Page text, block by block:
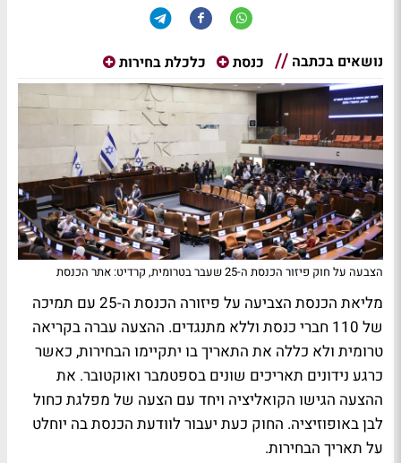
נושאים בכתבה כנסת כלכלת בחירות
הצבעה על חוק פיזור הכנסת ה-25 שעבר בטרומית, קרדיט: אתר הכנסת
מליאת הכנסת הצביעה על פיזורה הכנסת ה-25 עם תמיכה
של 110 חברי כנסת וללא מתנגדים. ההצעה עברה בקריאה
טרומית ולא כללה את התאריך בו יתקיימו הבחירות, כאשר
כרגע נידונים תאריכים שונים בספטמבר ואוקטובר. את
ההצעה הגישו הקואליציה ויחד עם הצעה של מפלגת כחול
לבן באופוזיציה. החוק כעת יעבור לוודעת הכנסת בה יוחלט
על תאריך הבחירות.